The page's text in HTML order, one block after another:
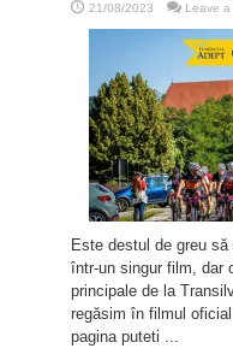
21/08/2023 Leave a
Este destul de greu
într-un singur film, dar
principale de la
regăsim în filmul
pagina puteti ...